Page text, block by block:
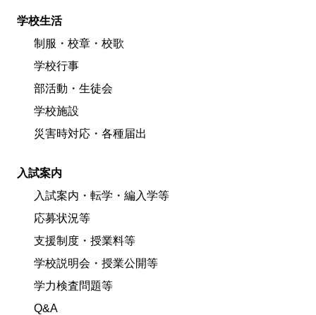
学校生活
制服・校章・校歌
学校行事
部活動・生徒会
学校施設
災害時対応・各種届出
入試案内
入試案内・転学・編入学等
応募状況等
支援制度・授業料等
学校説明会・授業公開等
学力検査問題等
Q&A